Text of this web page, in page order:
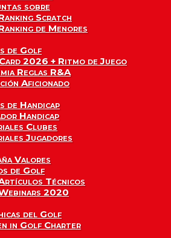
sobre
Scratch
de Menores
de Golf
2026 + Ritmo de Juego
Reglas R&A
Aficionado
de Handicap
Handicap
Clubes
Jugadores
Valores
de Golf
Técnicos
2020
del Golf
in Golf Charter